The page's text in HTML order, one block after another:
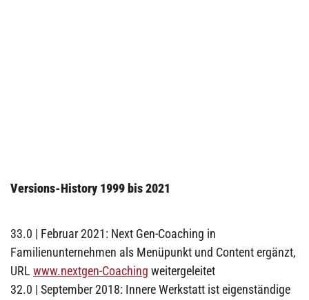
Versions-History 1999 bis 2021
33.0 | Februar 2021: Next Gen-Coaching in
Familienunternehmen als Menüpunkt und Content ergänzt,
URL www.nextgen-Coaching weitergeleitet
32.0 | September 2018: Innere Werkstatt ist eigenständige